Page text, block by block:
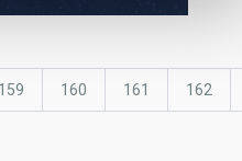
Page
159 Page
160 Page
161 Page
162